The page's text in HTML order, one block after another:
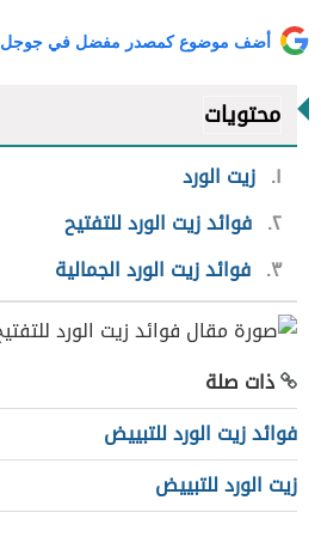
أضف موضوع كمصدر مفضل في جوجل
محتويات
١ زيت الورد
٢ فوائد زيت الورد للتفتيح
٣ فوائد زيت الورد الجمالية
ذات صلة
فوائد زيت الورد للتبييض
زيت الورد للتبييض